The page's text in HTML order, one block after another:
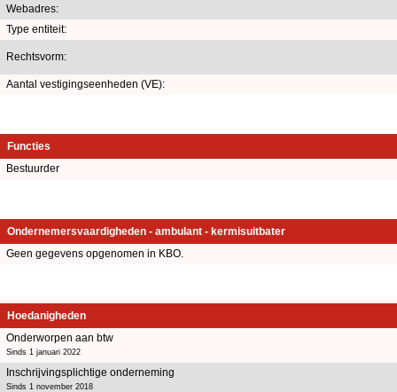
Webadres:
Type entiteit:
Rechtsvorm:
Aantal vestigingseenheden (VE):
Functies
Bestuurder
Ondernemersvaardigheden - ambulant - kermisuitbater
Geen gegevens opgenomen in KBO.
Hoedanigheden
Onderworpen aan btw
Sinds 1 januari 2022
Inschrijvingsplichtige onderneming
Sinds 1 november 2018